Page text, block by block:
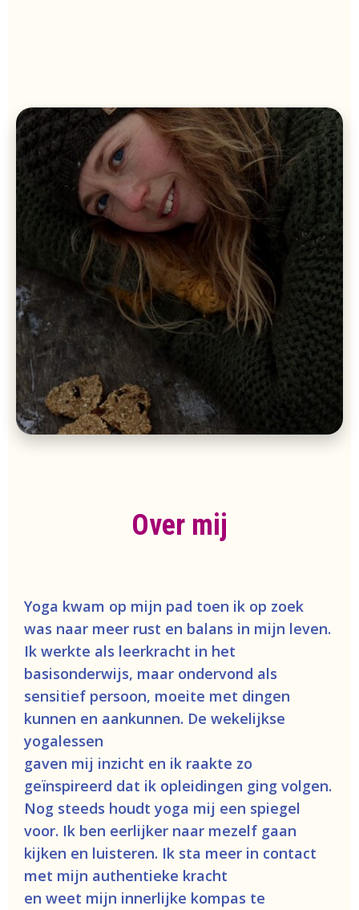
Over mij
Yoga kwam op mijn pad toen ik op zoek
was naar meer rust en balans in mijn leven.
Ik werkte als leerkracht in het
basisonderwijs, maar ondervond als
sensitief persoon, moeite met dingen
kunnen en aankunnen. De wekelijkse
yogalessen
gaven mij inzicht en ik raakte zo
geïnspireerd dat ik opleidingen ging volgen.
Nog steeds houdt yoga mij een spiegel
voor. Ik ben eerlijker naar mezelf gaan
kijken en luisteren. Ik sta meer in contact
met mijn authentieke kracht
en weet mijn innerlijke kompas te